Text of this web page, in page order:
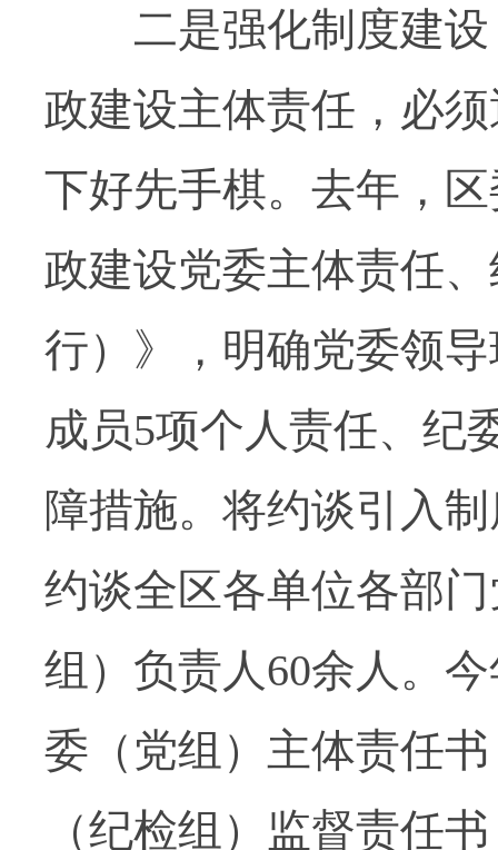
二是强化制度建设
政建设主体责任，必
下好先手棋。去年，
政建设党委主体责任
行）》，明确党委领
成员5项个人责任、纪
障措施。将约谈引入
约谈全区各单位各部
组）负责人60余人。
委（党组）主体责任
（纪检组）监督责任